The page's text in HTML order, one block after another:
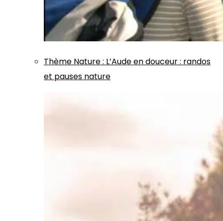
Thème Nature: L’Aude en douceur : randos
et pauses nature